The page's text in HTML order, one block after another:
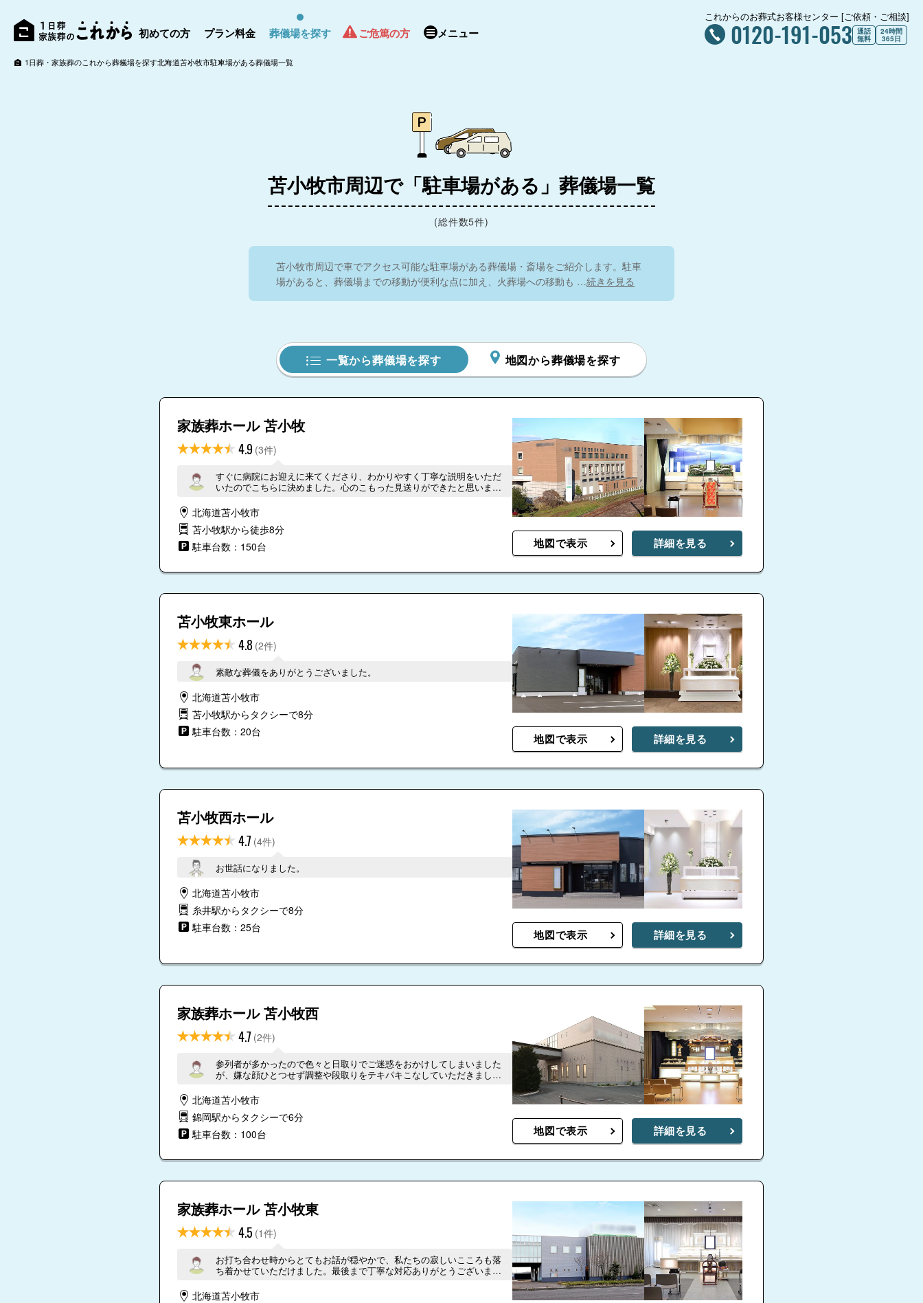
初めての方 プラン料金 葬儀場を探す ご危篤の方 メニュー
これからのお葬式お客様センター [ご依頼・ご相談]
0120-191-053 通話
無料
24時間
365日
1日葬・家族葬のこれから葬儀場を探す北海道苫小牧市駐車場がある葬儀場一覧
苫小牧市周辺で「駐車場がある」葬儀場一覧
(総件数5件)
苫小牧市周辺で車でアクセス可能な駐車場がある葬儀場・斎場をご紹介します。駐車
場があると、葬儀場までの移動が便利な点に加え、火葬場への移動も …続きを見る
一覧から葬儀場を探す 地図から葬儀場を探す
家族葬ホール 苫小牧
4.9 (3件)
すぐに病院にお迎えに来てくださり、わかりやすく丁寧な説明をいただ
いたのでこちらに決めました。心のこもった見送りができたと思いま
北海道苫小牧市
苫小牧駅から徒歩8分
駐車台数：150台
地図で表示 詳細を見る
苫小牧東ホール
4.8 (2件)
素敵な葬儀をありがとうございました。
北海道苫小牧市
苫小牧駅からタクシーで8分
駐車台数：20台
地図で表示 詳細を見る
苫小牧西ホール
4.7 (4件)
お世話になりました。
北海道苫小牧市
糸井駅からタクシーで8分
駐車台数：25台
地図で表示 詳細を見る
家族葬ホール 苫小牧西
4.7 (2件)
参列者が多かったので色々と日取りでご迷惑をおかけしてしまいました
が、嫌な顔ひとつせず調整や段取りをテキパキこなしていただきまし
北海道苫小牧市
錦岡駅からタクシーで6分
駐車台数：100台
地図で表示 詳細を見る
家族葬ホール 苫小牧東
4.5 (1件)
お打ち合わせ時からとてもお話が穏やかで、私たちの寂しいこころも落
ち着かせていただけました。最後まで丁寧な対応ありがとうございまし
北海道苫小牧市